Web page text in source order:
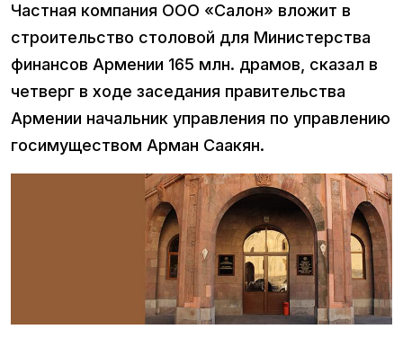
Частная компания ООО «Салон» вложит в
строительство столовой для Министерства
финансов Армении 165 млн. драмов, сказал в
четверг в ходе заседания правительства
Армении начальник управления по управлению
госимуществом Арман Саакян.